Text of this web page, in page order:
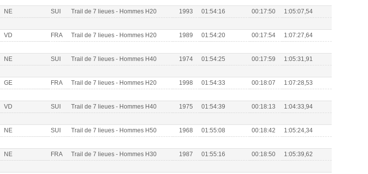
NE SUI Trail de 7 lieues - Hommes H20 1993 01:54:16 00:17:50 1:05:07,54
VD FRA Trail de 7 lieues - Hommes H20 1989 01:54:20 00:17:54 1:07:27,64
NE SUI Trail de 7 lieues - Hommes H40 1974 01:54:25 00:17:59 1:05:31,91
GE FRA Trail de 7 lieues - Hommes H20 1998 01:54:33 00:18:07 1:07:28,53
VD SUI Trail de 7 lieues - Hommes H40 1975 01:54:39 00:18:13 1:04:33,94
NE SUI Trail de 7 lieues - Hommes H50 1968 01:55:08 00:18:42 1:05:24,34
NE FRA Trail de 7 lieues - Hommes H30 1987 01:55:16 00:18:50 1:05:39,62